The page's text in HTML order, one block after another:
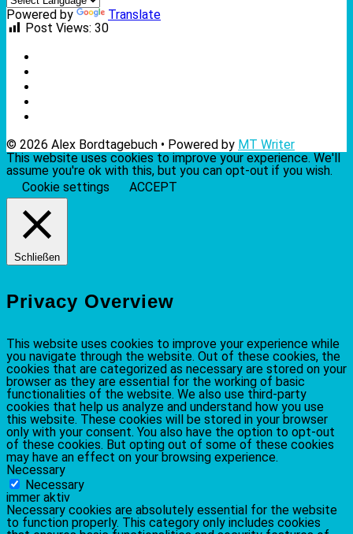
Powered by
Translate
Post Views: 30
© 2026 Alex Bordtagebuch • Powered by MT Writer
This website uses cookies to improve your experience. We'll
assume you're ok with this, but you can opt-out if you wish.
Cookie settings
ACCEPT
Schließen
Privacy Overview
This website uses cookies to improve your experience while
you navigate through the website. Out of these cookies, the
cookies that are categorized as necessary are stored on your
browser as they are essential for the working of basic
functionalities of the website. We also use third-party
cookies that help us analyze and understand how you use
this website. These cookies will be stored in your browser
only with your consent. You also have the option to opt-out
of these cookies. But opting out of some of these cookies
may have an effect on your browsing experience.
Necessary
Necessary
immer aktiv
Necessary cookies are absolutely essential for the website
to function properly. This category only includes cookies